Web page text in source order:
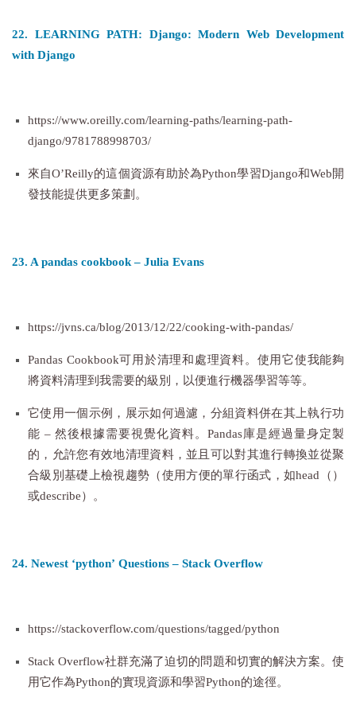
22. LEARNING PATH: Django: Modern Web Development
with Django
https://www.oreilly.com/learning-paths/learning-path-
django/9781788998703/
來自O’Reilly的這個資源有助於為Python學習Django和Web開
發技能提供更多策劃。
23. A pandas cookbook – Julia Evans
https://jvns.ca/blog/2013/12/22/cooking-with-pandas/
Pandas Cookbook可用於清理和處理資料。使用它使我能夠
將資料清理到我需要的級別，以便進行機器學習等等。
它使用一個示例，展示如何過濾，分組資料併在其上執行功
能 – 然後根據需要視覺化資料。Pandas庫是經過量身定製
的，允許您有效地清理資料，並且可以對其進行轉換並從聚
合級別基礎上檢視趨勢（使用方便的單行函式，如head（）
或describe）。
24. Newest ‘python’ Questions – Stack Overflow
https://stackoverflow.com/questions/tagged/python
Stack Overflow社群充滿了迫切的問題和切實的解決方案。使
用它作為Python的實現資源和學習Python的途徑。